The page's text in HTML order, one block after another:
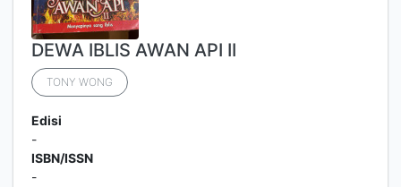
DEWA IBLIS AWAN API II
TONY WONG
Edisi
-
ISBN/ISSN
-